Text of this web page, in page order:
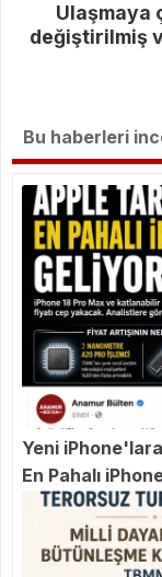
Ulaşmaya
değiştirilmiş
Bu haberleri
Yeni
En Pahalı